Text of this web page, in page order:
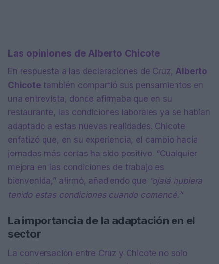
Las opiniones de Alberto Chicote
En respuesta a las declaraciones de Cruz, Alberto
Chicote también compartió sus pensamientos en
una entrevista, donde afirmaba que en su
restaurante, las condiciones laborales ya se habían
adaptado a estas nuevas realidades. Chicote
enfatizó que, en su experiencia, el cambio hacia
jornadas más cortas ha sido positivo. “Cualquier
mejora en las condiciones de trabajo es
bienvenida,” afirmó, añadiendo que “ojalá hubiera
tenido estas condiciones cuando comencé.”
La importancia de la adaptación en el
sector
La conversación entre Cruz y Chicote no solo